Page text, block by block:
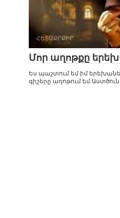
ՀԵՏԱՔՐՔԻՐ
Մոր աղոթքը
Ես պաշտում եմ իմ
գիշերը աղոթում եմ